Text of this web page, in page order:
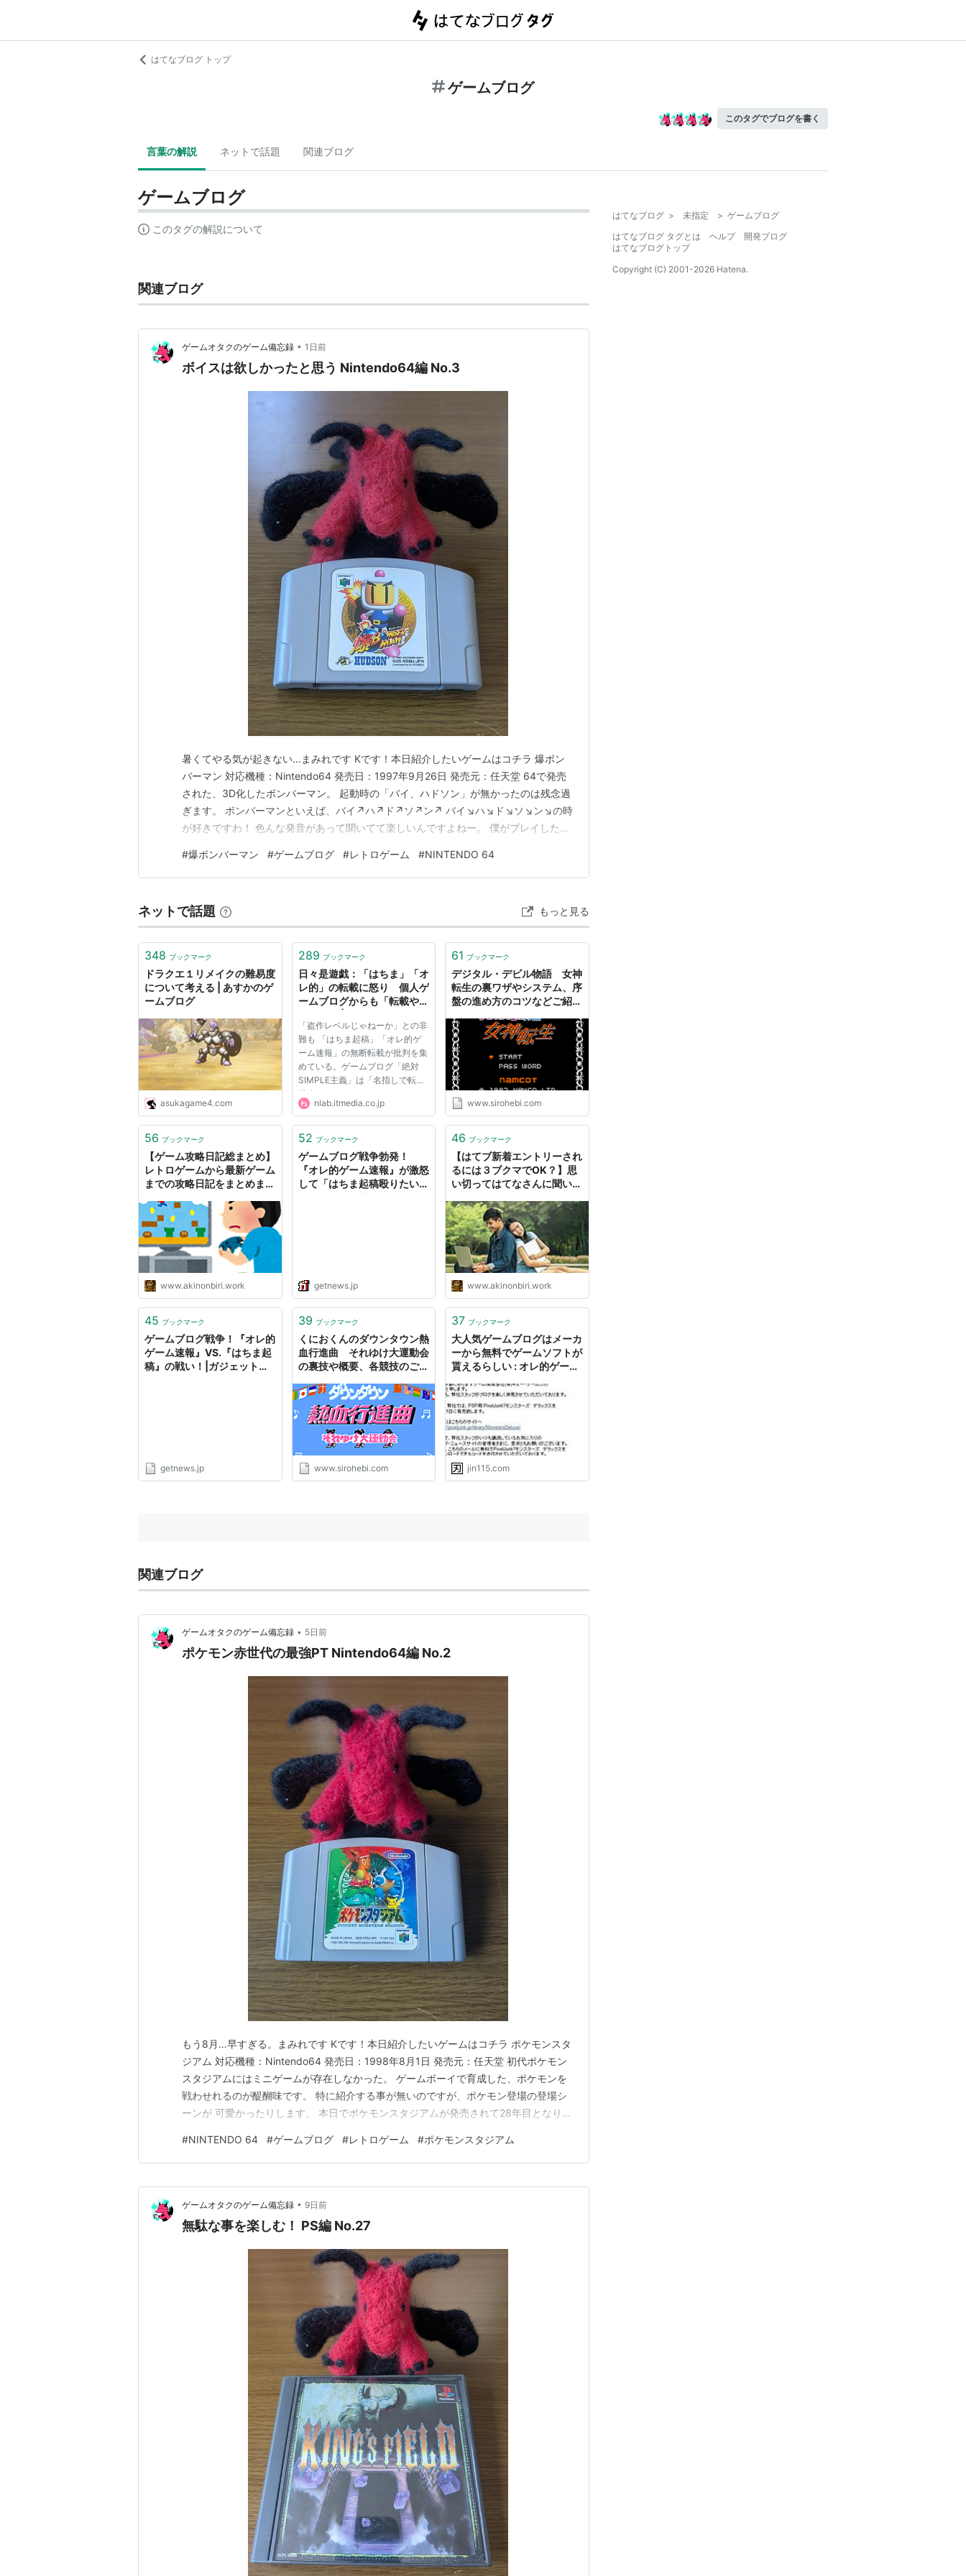
はてなブログ トップ
ゲームブログ
このタグでブログを書く
言葉の解説 ネットで話題 関連ブログ
ゲームブログ
このタグの解説について
関連ブログ
ゲームオタクのゲーム備忘録 • 1日前
ボイスは欲しかったと思う Nintendo64編 No.3
暑くてやる気が起きない…まみれです Kです！本日紹介したいゲームはコチラ 爆ボン
バーマン 対応機種：Nintendo64 発売日：1997年9月26日 発売元：任天堂 64で発売
された、3D化したボンバーマン。 起動時の「バイ、ハドソン」が無かったのは残念過
ぎます。 ボンバーマンといえば、バイ↗ハ↗ド↗ソ↗ン↗ バイ↘ハ↘ド↘ソ↘ン↘の時
が好きですわ！ 色んな発音があって聞いてて楽しいんですよねー。 僕がプレイしたの
ァミ時代のボンバーマンとは 全く違った楽しみ方がありますね。 爆弾を蹴って当てる
と、相手を行動不能に…
#爆ボンバーマン #ゲームブログ #レトロゲーム #NINTENDO 64
ネットで話題 もっと見る
348 ブックマーク
ドラクエ１リメイクの難易度
について考える | あすかのゲ
ームブログ
asukagame4.com
289 ブックマーク
日々是遊戯：「はちま」「オ
レ的」の転載に怒り 個人ゲ
ームブログからも「転載やめ
「盗作レベルじゃねーか」との非
難も 「はちま起稿」「オレ的ゲ
ーム速報」の無断転載が批判を集
めている。ゲームブログ「絶対
SIMPLE主義」は「名指しで転載
禁止とかあんまりしたくないけ
ど」としつつも、7月17日、サイ
受けたブログはリンク・転載禁止
発端と...
nlab.itmedia.co.jp
61 ブックマーク
デジタル・デビル物語 女神
転生の裏ワザやシステム、序
盤の進め方のコツなどご紹
いのです～ - 白蛇のゲームブ
ログ
www.sirohebi.com
56 ブックマーク
【ゲーム攻略日記総まとめ】
レトロゲームから最新ゲーム
までの攻略日記をまとめまし
した♪ - あきののんびりゲー
ムブログ
www.akinonbiri.work
52 ブックマーク
ゲームブログ戦争勃発！
『オレ的ゲーム速報』が激怒
して「はちま起稿殴りたい」
getnews.jp
46 ブックマーク
【はてブ新着エントリーされ
るには３ブクマでOK？】思
い切ってはてなさんに聞いて
(^^; - あきののんびりゲーム
ブログ
www.akinonbiri.work
45 ブックマーク
ゲームブログ戦争！『オレ的
ゲーム速報』VS.『はちま起
稿』の戦い！|ガジェット通
getnews.jp
39 ブックマーク
くにおくんのダウンタウン熱
血行進曲 それゆけ大運動会
の裏技や概要、各競技のご紹
ｗ - 白蛇のゲームブログ
www.sirohebi.com
37 ブックマーク
大人気ゲームブログはメーカ
ーから無料でゲームソフトが
貰えるらしい : オレ的ゲーム
jin115.com
関連ブログ
ゲームオタクのゲーム備忘録 • 5日前
ポケモン赤世代の最強PT Nintendo64編 No.2
もう8月…早すぎる。まみれです Kです！本日紹介したいゲームはコチラ ポケモンスタ
ジアム 対応機種：Nintendo64 発売日：1998年8月1日 発売元：任天堂 初代ポケモン
スタジアムにはミニゲームが存在しなかった。 ゲームボーイで育成した、ポケモンを
戦わせれるのが醍醐味です。 特に紹介する事が無いのですが、ポケモン登場の登場シ
ーンが 可愛かったりします。 本日でポケモンスタジアムが発売されて28年目となりま
カチュウからは絶対に考えられない立ち絵だと思ってます。 カイリューさん。ちょっ
とヤンキー座りしてるように…
#NINTENDO 64 #ゲームブログ #レトロゲーム #ポケモンスタジアム
ゲームオタクのゲーム備忘録 • 9日前
無駄な事を楽しむ！ PS編 No.27
はてなブログ > 未指定 > ゲームブログ
はてなブログ タグとは
ヘルプ
開発ブログ
はてなブログトップ
Copyright (C) 2001-2026 Hatena.